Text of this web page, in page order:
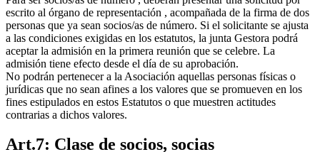
escrito al órgano de representación , acompañada de la firma de dos
personas que ya sean socios/as de número. Si el solicitante se ajusta
a las condiciones exigidas en los estatutos, la junta Gestora podrá
aceptar la admisión en la primera reunión que se celebre. La
admisión tiene efecto desde el día de su aprobación.
No podrán pertenecer a la Asociación aquellas personas físicas o
jurídicas que no sean afines a los valores que se promueven en los
fines estipulados en estos Estatutos o que muestren actitudes
contrarias a dichos valores.
Art.7: Clase de socios, socias